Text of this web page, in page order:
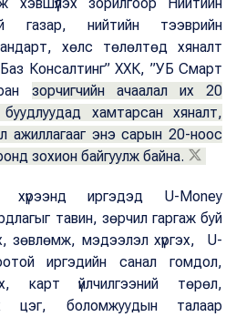
газар, нийтийн тээврийн
хөлс төлөлтөд хяналт
Консалтинг” ХХК, ”УБ Смарт
зорчигчийн ачаалал их 20
хамтарсан хяналт,
ажиллагааг энэ сарын 20-ноос
зохион байгуулж байна.
хүрээнд иргэдэд U-Money
тавин, зөрчил гаргаж буй
зөвлөмж, мэдээлэл хүргэх, U-
иргэдийн санал гомдол,
карт үйлчилгээний төрөл,
цэг, боломжуудын талаар